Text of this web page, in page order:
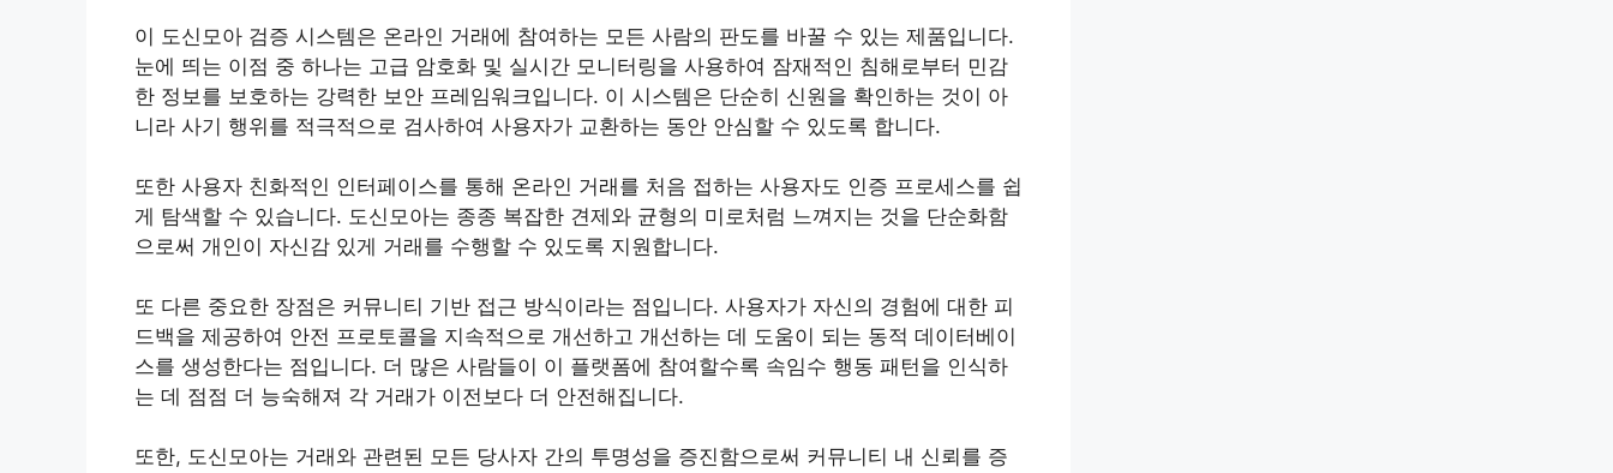
이 도신모아 검증 시스템은 온라인 거래에 참여하는 모든 사람의 판도를 바꿀 수 있는 제품입니다.
눈에 띄는 이점 중 하나는 고급 암호화 및 실시간 모니터링을 사용하여 잠재적인 침해로부터 민감
한 정보를 보호하는 강력한 보안 프레임워크입니다. 이 시스템은 단순히 신원을 확인하는 것이 아
니라 사기 행위를 적극적으로 검사하여 사용자가 교환하는 동안 안심할 수 있도록 합니다.
또한 사용자 친화적인 인터페이스를 통해 온라인 거래를 처음 접하는 사용자도 인증 프로세스를 쉽
게 탐색할 수 있습니다. 도신모아는 종종 복잡한 견제와 균형의 미로처럼 느껴지는 것을 단순화함
으로써 개인이 자신감 있게 거래를 수행할 수 있도록 지원합니다.
또 다른 중요한 장점은 커뮤니티 기반 접근 방식이라는 점입니다. 사용자가 자신의 경험에 대한 피
드백을 제공하여 안전 프로토콜을 지속적으로 개선하고 개선하는 데 도움이 되는 동적 데이터베이
스를 생성한다는 점입니다. 더 많은 사람들이 이 플랫폼에 참여할수록 속임수 행동 패턴을 인식하
는 데 점점 더 능숙해져 각 거래가 이전보다 더 안전해집니다.
또한, 도신모아는 거래와 관련된 모든 당사자 간의 투명성을 증진함으로써 커뮤니티 내 신뢰를 증